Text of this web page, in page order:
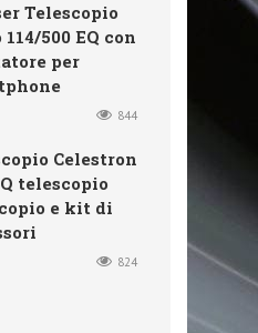
Telescopio
500 EQ con
per
844
Celestron
telescopio
e kit di
824